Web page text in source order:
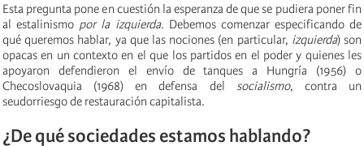
Esta pregunta pone en cuestión la esperanza de que se pudiera poner fin
al estalinismo por la izquierda. Debemos comenzar especificando de
qué queremos hablar, ya que las nociones (en particular, izquierda) son
opacas en un contexto en el que los partidos en el poder y quienes les
apoyaron defendieron el envío de tanques a Hungría (1956) o
Checoslovaquia (1968) en defensa del socialismo, contra un
seudorriesgo de restauración capitalista.
¿De qué sociedades estamos hablando?